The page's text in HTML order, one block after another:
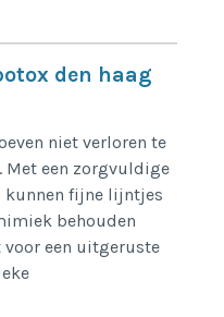
den haag
niet verloren te
een zorgvuldige
kunnen fijne lijntjes
behouden
een uitgeruste